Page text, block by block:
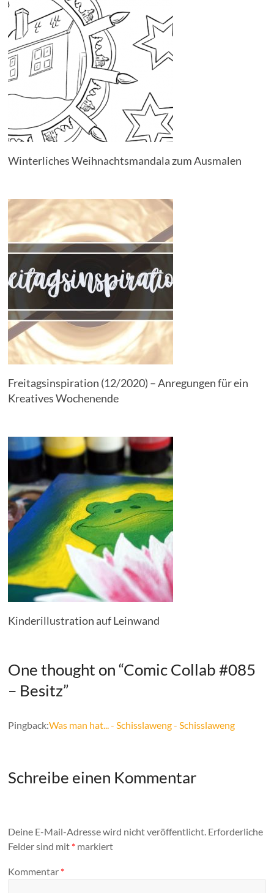
Winterliches Weihnachtsmandala zum Ausmalen
Freitagsinspiration (12/2020) – Anregungen für ein
Kreatives Wochenende
Kinderillustration auf Leinwand
One thought on “Comic Collab #085
– Besitz”
Pingback:Was man hat... - Schisslaweng - Schisslaweng
Schreibe einen Kommentar
Deine E-Mail-Adresse wird nicht veröffentlicht. Erforderliche
Felder sind mit * markiert
Kommentar *